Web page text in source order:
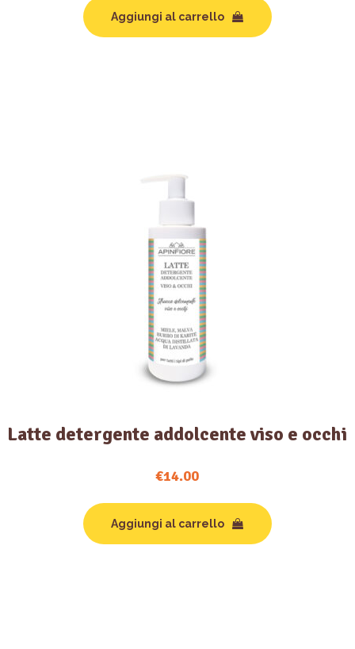
Aggiungi al carrello
Latte detergente addolcente viso e occhi
€14.00
Aggiungi al carrello